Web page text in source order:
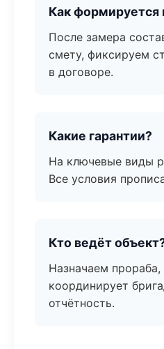
Как формируется
После замера
смету, фиксируем
в договоре.
Какие гарантии?
На ключевые виды
Все условия
Кто ведёт
Назначаем
координирует
отчётность.